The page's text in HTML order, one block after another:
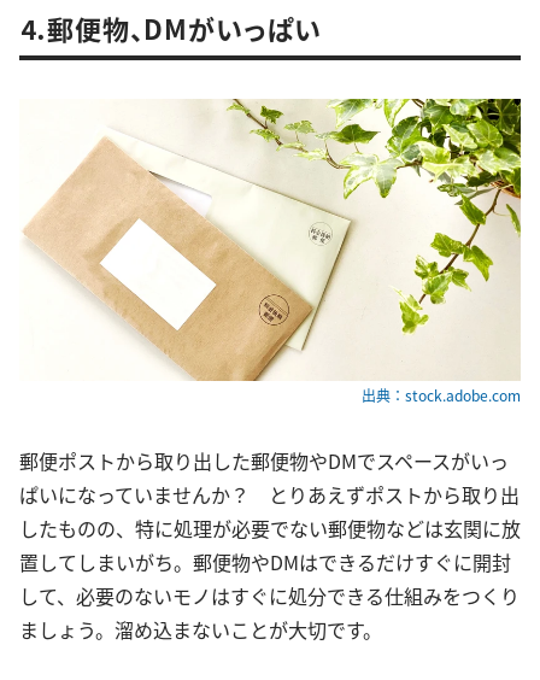
⒋郵便物、DMがいっぱい
出典：stock.adobe.com
郵便ポストから取り出した郵便物やDMでスペースがいっ
ぱいになっていませんか？ とりあえずポストから取り出
したものの、特に処理が必要でない郵便物などは玄関に放
置してしまいがち。郵便物やDMはできるだけすぐに開封
して、必要のないモノはすぐに処分できる仕組みをつくり
ましょう。溜め込まないことが大切です。